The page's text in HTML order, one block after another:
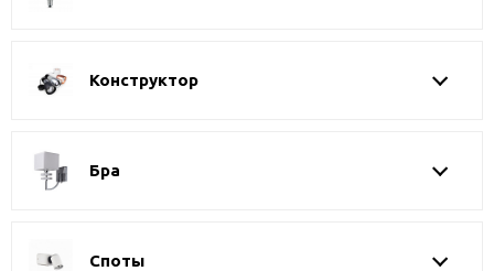
Конструктор
Бра
Споты